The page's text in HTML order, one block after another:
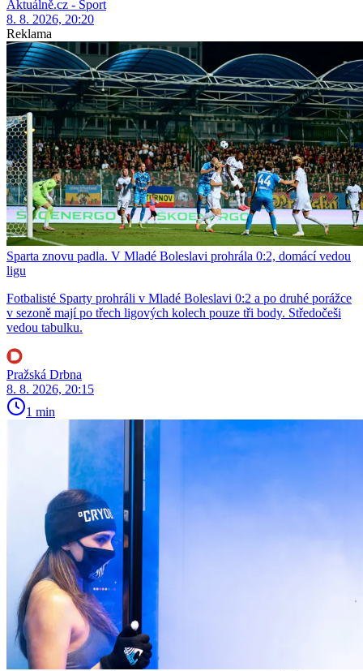
Aktuálně.cz - Sport
8. 8. 2026, 20:20
Reklama
Sparta znovu padla. V Mladé Boleslavi prohrála 0:2, domácí vedou
ligu
Fotbalisté Sparty prohráli v Mladé Boleslavi 0:2 a po druhé porážce
v sezoně mají po třech ligových kolech pouze tři body. Středočeši
vedou tabulku.
Pražská Drbna
8. 8. 2026, 20:15
1 min